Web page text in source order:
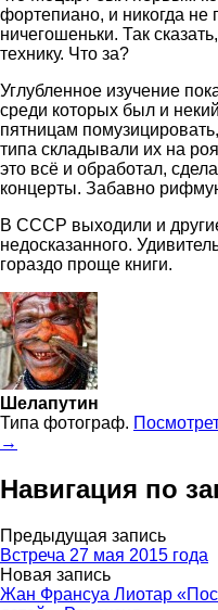
фортепиано, и никогда не
ничегошеньки. Так
технику. Что за?
Углубленное изучение
среди которых был и
пятницам
типа складывали их на
это всё и обработал,
концерты. Забавно
В СССР выходили и
недосказанного.
гораздо проще книги.
Шелапутин
Типа фотограф.
→
Навигация по
Предыдущая запись
Встреча 27 мая 2015 года
Новая запись
Жан Франсуа Лиотар